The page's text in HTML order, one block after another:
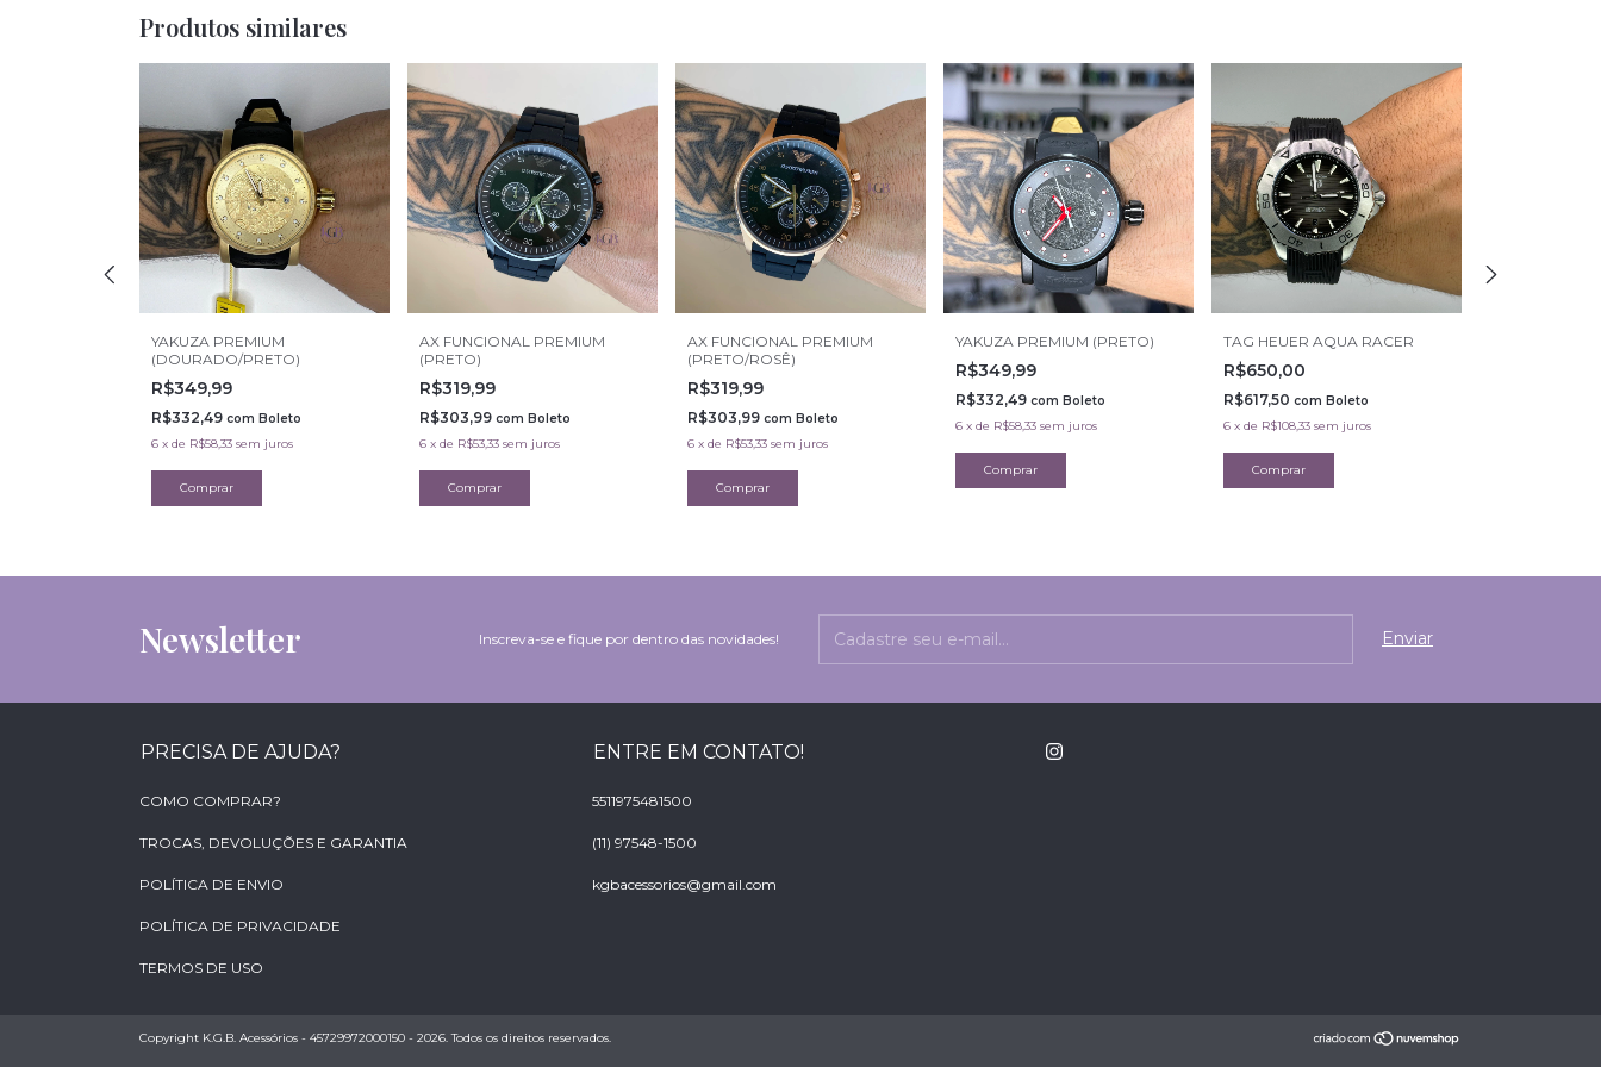
Produtos similares
YAKUZA PREMIUM
(DOURADO/PRETO)
R$349,99
R$332,49 com Boleto
6 x de R$58,33 sem juros
AX FUNCIONAL PREMIUM
(PRETO)
R$319,99
R$303,99 com Boleto
6 x de R$53,33 sem juros
AX FUNCIONAL PREMIUM
(PRETO/ROSÊ)
R$319,99
R$303,99 com Boleto
6 x de R$53,33 sem juros
YAKUZA PREMIUM (PRETO)
R$349,99
R$332,49 com Boleto
6 x de R$58,33 sem juros
TAG HEUER AQUA RACER
R$650,00
R$617,50 com Boleto
6 x de R$108,33 sem juros
Newsletter Inscreva-se e fique por dentro das novidades!
PRECISA DE AJUDA?
COMO COMPRAR?
TROCAS, DEVOLUÇÕES E GARANTIA
POLÍTICA DE ENVIO
POLÍTICA DE PRIVACIDADE
TERMOS DE USO
ENTRE EM CONTATO!
5511975481500
(11) 97548-1500
kgbacessorios@gmail.com
Copyright K.G.B. Acessórios - 45729972000150 - 2026. Todos os direitos reservados.